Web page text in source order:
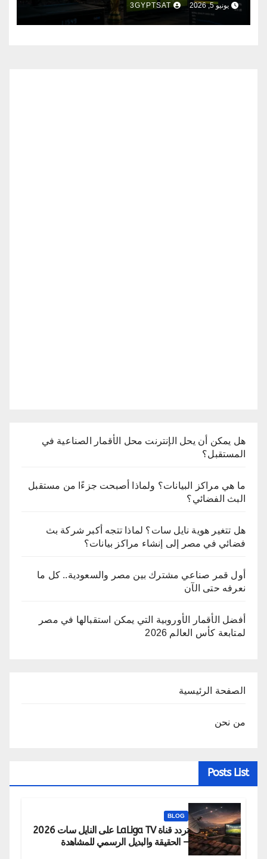
يونيو 5, 2026 3GYPTSAT
هل يمكن أن يحل الإنترنت محل الأقمار الصناعية في
المستقبل؟
ما هي مراكز البيانات؟ ولماذا أصبحت جزءًا من مستقبل
البث الفضائي؟
هل تتغير هوية نايل سات؟ لماذا تتجه أكبر شركة بث
فضائي في مصر إلى إنشاء مراكز بيانات؟
أول قمر صناعي مشترك بين مصر والسعودية.. كل ما
نعرفه حتى الآن
أفضل الأقمار الأوروبية التي يمكن استقبالها في مصر
لمتابعة كأس العالم 2026
الصفحة الرئيسية
من نحن
Posts List
BLOG
تردد قناة LaLiga TV على النايل سات 2026
– الحقيقة والبديل الرسمي للمشاهدة